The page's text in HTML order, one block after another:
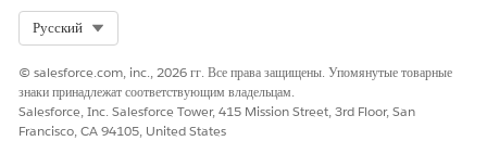
Русский
© salesforce.com, inc., 2026 гг. Все права защищены. Упомянутые товарные
знаки принадлежат соответствующим владельцам.
Salesforce, Inc. Salesforce Tower, 415 Mission Street, 3rd Floor, San
Francisco, CA 94105, United States